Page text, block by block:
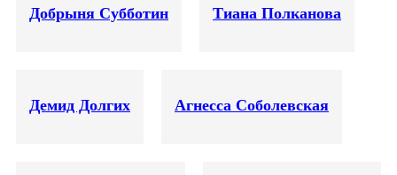
Добрыня Субботин Тиана Полканова
Демид Долгих Агнесса Соболевская